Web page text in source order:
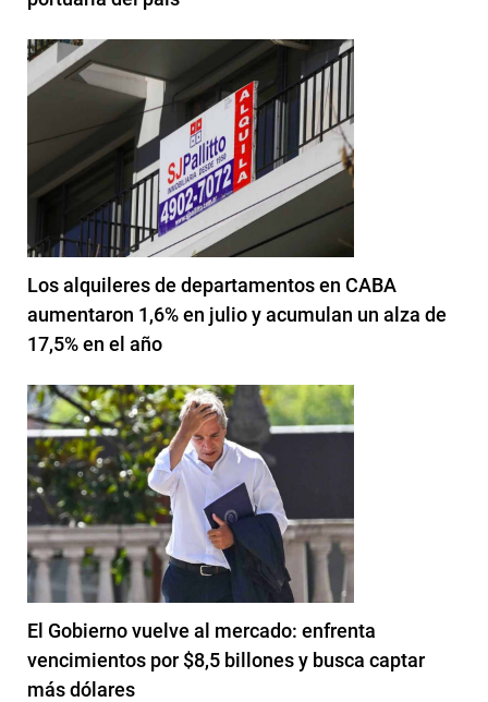
Los alquileres de departamentos en CABA
aumentaron 1,6% en julio y acumulan un alza de
17,5% en el año
El Gobierno vuelve al mercado: enfrenta
vencimientos por $8,5 billones y busca captar
más dólares